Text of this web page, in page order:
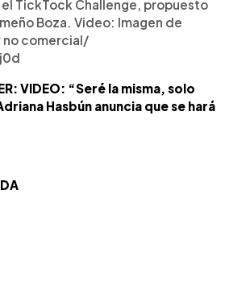
TickTock Challenge, propuesto
Boza. Video: Imagen de
comercial/
VIDEO: “Seré la misma, solo
Hasbún anuncia que se hará